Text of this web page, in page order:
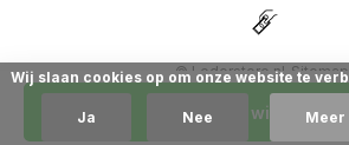
In mijn
© Lederstore.nl Sitemap
| Prijzen zijn inclusief 21% BTW | Merchant
Wij slaan cookies op om onze website te
Ja Nee Meer